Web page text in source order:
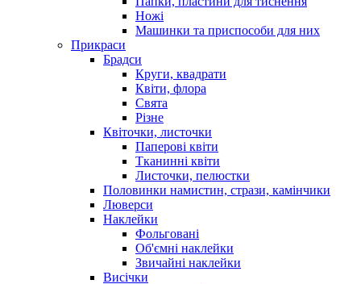
Ножі
Машинки та приспособи для них
Прикраси
Брадси
Круги, квадрати
Квіти, флора
Свята
Різне
Квіточки, листочки
Паперові квіти
Тканинні квіти
Листочки, пелюстки
Половинки намистин, стрази, камінчики
Люверси
Наклейки
Фольговані
Об'ємні наклейки
Звичайні наклейки
Висічки